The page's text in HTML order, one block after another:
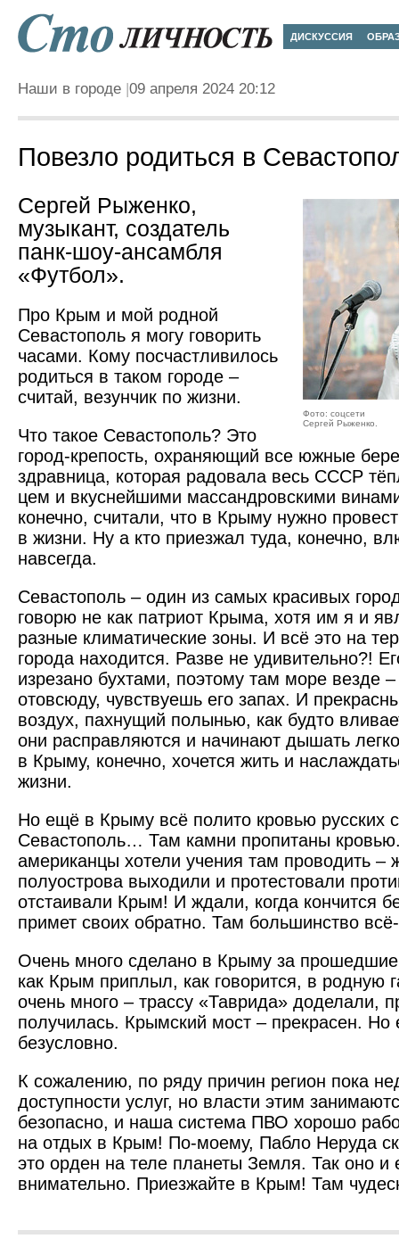
ДИСКУССИЯ
Наши в городе 09 апреля 2024 20:12
Повезло родиться в
Фото: соцсети
Сергей Рыженко.
Сергей Рыженко,
музыкант, создатель
панк-шоу-ансамбля
«Футбол».
Про Крым и мой родной
Севастополь я могу говорить
часами. Кому посчастливилось
родиться в таком городе –
считай, везунчик по жизни.
Что такое Севастополь? Это
город-крепость, охраняющий все южные
здравница, которая радовала весь СССР
цем и вкуснейшими массандровскими
конечно, считали, что в Крыму нужно
в жизни. Ну а кто приезжал туда, конечно,
навсегда.
Севастополь – один из самых красивых
говорю не как патриот Крыма, хотя им я и
разные климатические зоны. И всё это на
города находится. Разве не удивительно?!
изрезано бухтами, поэтому там море везде
отовсюду, чувствуешь его запах. И
воздух, пахнущий полынью, как будто
они расправляются и начинают дышать
в Крыму, конечно, хочется жить и
жизни.
Но ещё в Крыму всё полито кровью русских
Севастополь… Там камни пропитаны
американцы хотели учения там проводить –
полуострова выходили и протестовали
отстаивали Крым! И ждали, когда кончится
примет своих обратно. Там большинство всё-
Очень много сделано в Крыму за прошедшие
как Крым приплыл, как говорится, в родную
очень много – трассу «Таврида» доделали,
получилась. Крымский мост – прекрасен. Но
безусловно.
К сожалению, по ряду причин регион пока
доступности услуг, но власти этим
безопасно, и наша система ПВО хорошо
на отдых в Крым! По-моему, Пабло Неруда
это орден на теле планеты Земля. Так оно и
внимательно. Приезжайте в Крым! Там